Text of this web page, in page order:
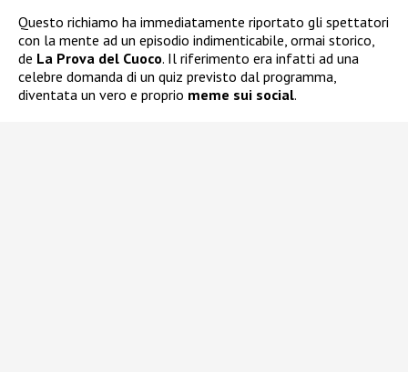
Questo richiamo ha immediatamente riportato gli spettatori
con la mente ad un episodio indimenticabile, ormai storico,
de La Prova del Cuoco. Il riferimento era infatti ad una
celebre domanda di un quiz previsto dal programma,
diventata un vero e proprio meme sui social.